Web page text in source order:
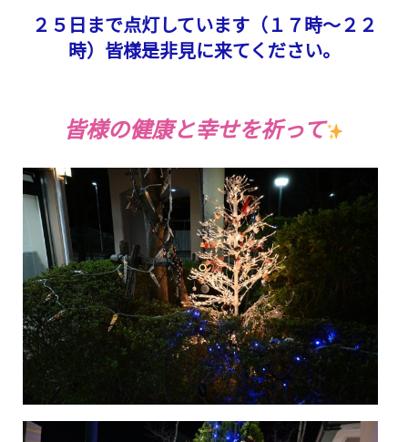
２５日まで点灯しています（１７時～２２
時） 皆様是非見に来てください。
皆様の健康と幸せを祈って